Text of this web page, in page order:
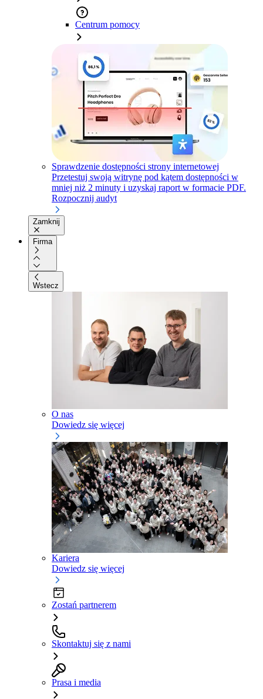
Centrum pomocy
Sprawdzenie dostępności strony internetowej
Przetestuj swoją witrynę pod kątem dostępności w
mniej niż 2 minuty i uzyskaj raport w formacie PDF.
Rozpocznij audyt
Zamknij
Firma
Wstecz
O nas
Dowiedz się więcej
Kariera
Dowiedz się więcej
Zostań partnerem
Skontaktuj się z nami
Prasa i media